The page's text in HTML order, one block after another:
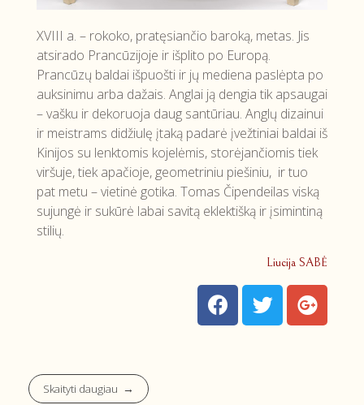
XVIII a. – rokoko, pratęsiančio baroką, metas. Jis
atsirado Prancūzijoje ir išplito po Europą.
Prancūzų baldai išpuošti ir jų mediena paslėpta po
auksinimu arba dažais. Anglai ją dengia tik apsaugai
– vašku ir dekoruoja daug santūriau. Anglų dizainui
ir meistrams didžiulę įtaką padarė įvežtiniai baldai iš
Kinijos su lenktomis kojelėmis, storėjančiomis tiek
viršuje, tiek apačioje, geometriniu piešiniu, ir tuo
pat metu – vietinė gotika. Tomas Čipendeilas viską
sujungė ir sukūrė labai savitą eklektišką ir įsimintiną
stilių.
Liucija SABĖ
Skaityti daugiau